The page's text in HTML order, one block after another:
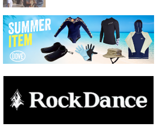
まっきー
三輪予報士
小川予報士
上田純子
唐澤予報士
SancheZ